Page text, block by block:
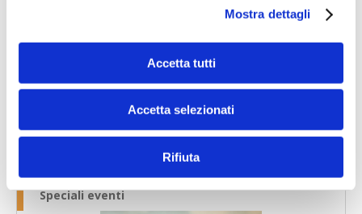
Mostra dettagli
Accetta tutti
Accetta selezionati
Rifiuta
Banche per l'inclusione
Speciali eventi